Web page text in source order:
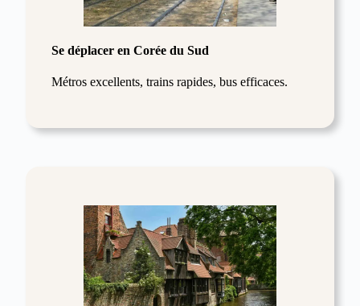
Se déplacer en Corée du Sud
Métros excellents, trains rapides, bus efficaces.